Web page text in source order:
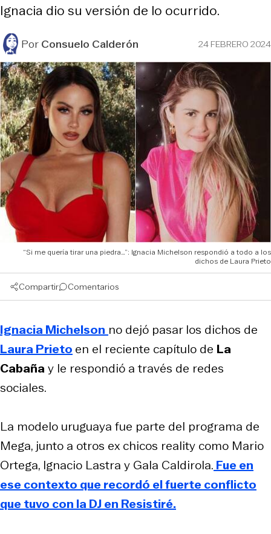
Ignacia dio su versión de lo ocurrido.
PorConsuelo Calderón 24 FEBRERO 2024
“Si me quería tirar una piedra…”: Ignacia Michelson respondió a todo a los
dichos de Laura Prieto
Compartir Comentarios
Ignacia Michelson no dejó pasar los dichos de
Laura Prieto en el reciente capítulo de La
Cabañay le respondió a través de redes
sociales.
La modelo uruguaya fue parte del programa de
Mega, junto a otros ex chicos reality como Mario
Ortega, Ignacio Lastra y Gala Caldirola. Fue en
ese contexto que recordó el fuerte conflicto
que tuvo con la DJ en Resistiré.